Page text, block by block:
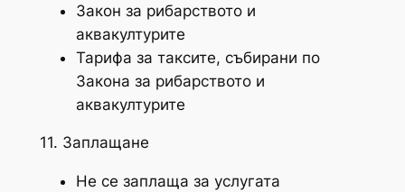
Закон за рибарството и
аквакултурите
Тарифа за таксите, събирани по
Закона за рибарството и
аквакултурите
11. Заплащане
Не се заплаща за услугата